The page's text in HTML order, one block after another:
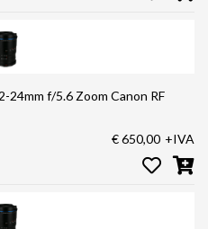
Laowa Venus Optics obiettivo 12-24mm f/5.6 Zoom Canon RF
€ 650,00 +IVA